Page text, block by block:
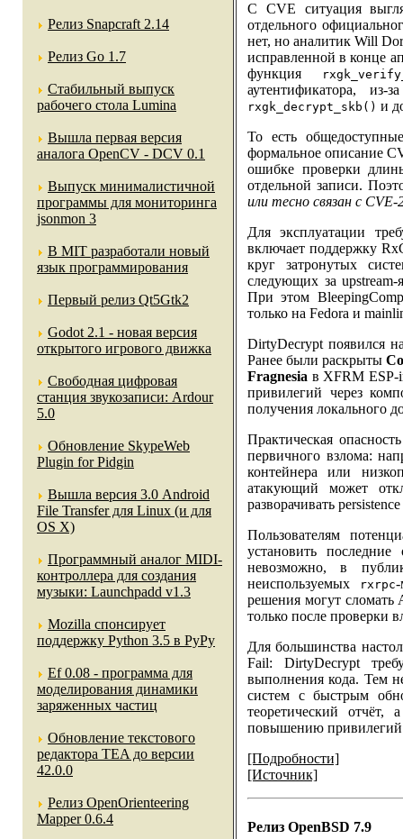
Релиз Snapcraft 2.14
Релиз Go 1.7
Стабильный выпуск
рабочего стола Lumina
Вышла первая версия
аналога OpenCV - DCV 0.1
Выпуск минималистичной
программы для мониторинга
jsonmon 3
В MIT разработали новый
язык программирования
Первый релиз Qt5Gtk2
Godot 2.1 - новая версия
открытого игрового движка
Свободная цифровая
станция звукозаписи: Ardour
5.0
Обновление SkypeWeb
Plugin for Pidgin
Вышла версия 3.0 Android
File Transfer для Linux (и для
OS X)
Программный аналог MIDI-
контроллера для создания
музыки: Launchpadd v1.3
Mozilla спонсирует
поддержку Python 3.5 в PyPy
Ef 0.08 - программа для
моделирования динамики
заряженных частиц
Обновление текстового
редактора TEA до версии
42.0.0
Релиз OpenOrienteering
Mapper 0.6.4
С CVE ситуация
отдельного
нет, но аналитик Will
исправленной в конце
функция
аутентификатора,
rxgk_decrypt_skb() и
То есть
формальное описание
ошибке проверки
отдельной записи.
или тесно связан с CVE-
Для эксплуатации
включает поддержку
круг затронутых
следующих за
При этом
только на Fedora и
DirtyDecrypt появился
Ранее были раскрыты
Fragnesia в XFRM
привилегий через
получения локального
Практическая
первичного взлома:
контейнера или
атакующий может
разворачивать
Пользователям
установить
невозможно, в
неиспользуемых
rxrpc
решения могут сломать
только после проверки
Для большинства
Fail: DirtyDecrypt
выполнения кода. Тем
систем с быстрым
теоретический
повышению
[Подробности]
[Источник]
Релиз OpenBSD 7.9